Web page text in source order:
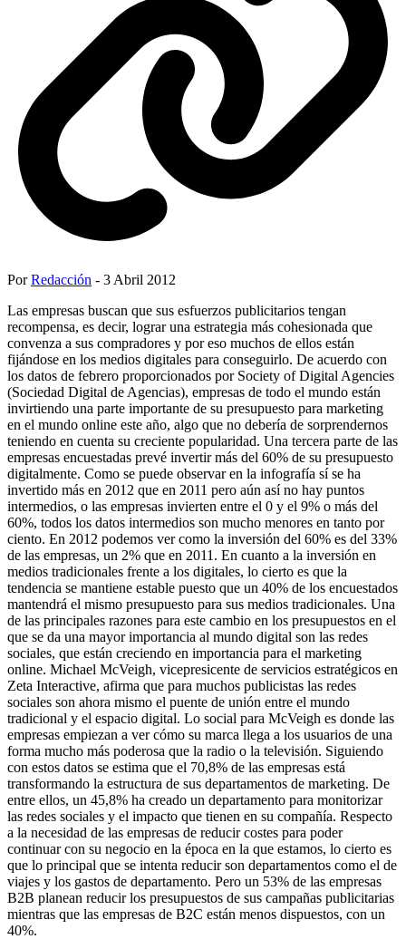
PorRedacción - 3 Abril 2012
Las empresas buscan que sus esfuerzos publicitarios tengan
recompensa, es decir, lograr una estrategia más cohesionada que
convenza a sus compradores y por eso muchos de ellos están
fijándose en los medios digitales para conseguirlo. De acuerdo con
los datos de febrero proporcionados por Society of Digital Agencies
(Sociedad Digital de Agencias), empresas de todo el mundo están
invirtiendo una parte importante de su presupuesto para marketing
en el mundo online este año, algo que no debería de sorprendernos
teniendo en cuenta su creciente popularidad. Una tercera parte de las
empresas encuestadas prevé invertir más del 60% de su presupuesto
digitalmente. Como se puede observar en la infografía sí se ha
invertido más en 2012 que en 2011 pero aún así no hay puntos
intermedios, o las empresas invierten entre el 0 y el 9% o más del
60%, todos los datos intermedios son mucho menores en tanto por
ciento. En 2012 podemos ver como la inversión del 60% es del 33%
de las empresas, un 2% que en 2011. En cuanto a la inversión en
medios tradicionales frente a los digitales, lo cierto es que la
tendencia se mantiene estable puesto que un 40% de los encuestados
mantendrá el mismo presupuesto para sus medios tradicionales. Una
de las principales razones para este cambio en los presupuestos en el
que se da una mayor importancia al mundo digital son las redes
sociales, que están creciendo en importancia para el marketing
online. Michael McVeigh, vicepresicente de servicios estratégicos en
Zeta Interactive, afirma que para muchos publicistas las redes
sociales son ahora mismo el puente de unión entre el mundo
tradicional y el espacio digital. Lo social para McVeigh es donde las
empresas empiezan a ver cómo su marca llega a los usuarios de una
forma mucho más poderosa que la radio o la televisión. Siguiendo
con estos datos se estima que el 70,8% de las empresas está
transformando la estructura de sus departamentos de marketing. De
entre ellos, un 45,8% ha creado un departamento para monitorizar
las redes sociales y el impacto que tienen en su compañía. Respecto
a la necesidad de las empresas de reducir costes para poder
continuar con su negocio en la época en la que estamos, lo cierto es
que lo principal que se intenta reducir son departamentos como el de
viajes y los gastos de departamento. Pero un 53% de las empresas
B2B planean reducir los presupuestos de sus campañas publicitarias
mientras que las empresas de B2C están menos dispuestos, con un
40%.